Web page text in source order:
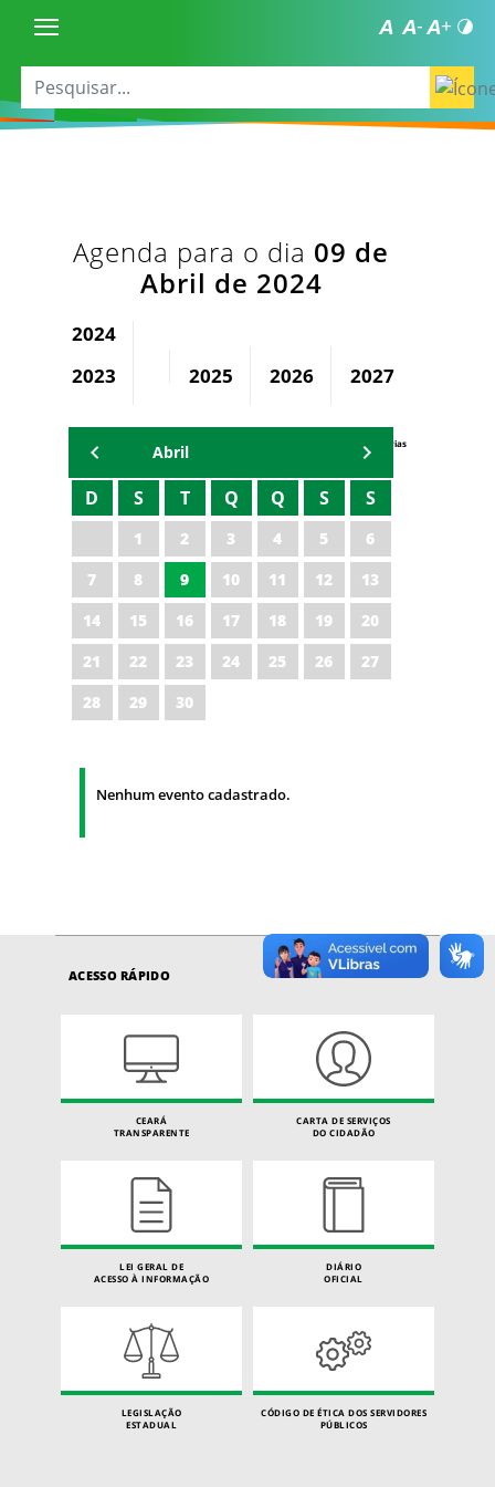
Agenda para o dia 09 de
Abril de 2024
2024
2023
2025 2026 2027
Agenda Secretárias
Abril
D S T Q Q S S
1 2 3 4 5
6
7
8 9 10 11 12
13
14
15 16 17 18 19
20
21
22 23 24 25 26
27
28
29 30
Nenhum evento cadastrado.
ACESSO RÁPIDO
CEARÁ
TRANSPARENTE
CARTA DE SERVIÇOS
DO CIDADÃO
LEI GERAL DE
ACESSO À INFORMAÇÃO
DIÁRIO
OFICIAL
LEGISLAÇÃO
ESTADUAL
CÓDIGO DE ÉTICA DOS SERVIDORES
PÚBLICOS